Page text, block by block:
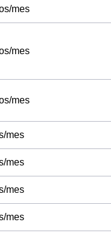
mes
mes
mes
mes
mes
mes
mes